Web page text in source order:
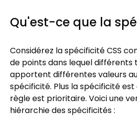
Qu'est-ce que la
Considérez la spécificité CSS
de points dans lequel différents
apportent différentes valeurs
spécificité. Plus la spécificité est
règle est prioritaire. Voici une
hiérarchie des spécificités :